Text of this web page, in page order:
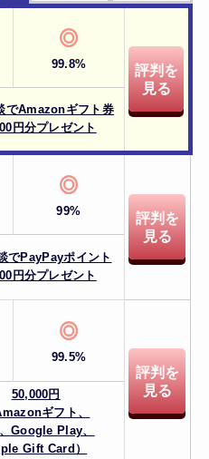
99.8%
評判を
見る
でAmazonギフト券
円分プレゼント
99%
評判を
見る
でPayPayポイント
円分プレゼント
99.5%
評判を
見る
50,000円
ギフト、
Google Play、
Gift Card）